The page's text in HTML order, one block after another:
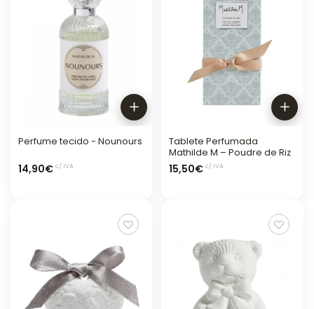
Perfume tecido - Nounours
14,90€ c/ IVA
Tablete Perfumada
Mathilde M – Poudre de Riz
15,50€ c/ IVA